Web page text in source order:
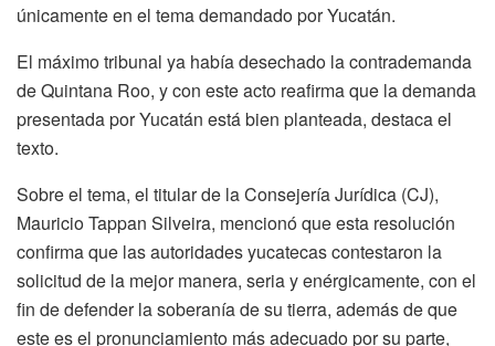
únicamente en el tema demandado por Yucatán.
El máximo tribunal ya había desechado la contrademanda
de Quintana Roo, y con este acto reafirma que la demanda
presentada por Yucatán está bien planteada, destaca el
texto.
Sobre el tema, el titular de la Consejería Jurídica (CJ),
Mauricio Tappan Silveira, mencionó que esta resolución
confirma que las autoridades yucatecas contestaron la
solicitud de la mejor manera, seria y enérgicamente, con el
fin de defender la soberanía de su tierra, además de que
este es el pronunciamiento más adecuado por su parte,